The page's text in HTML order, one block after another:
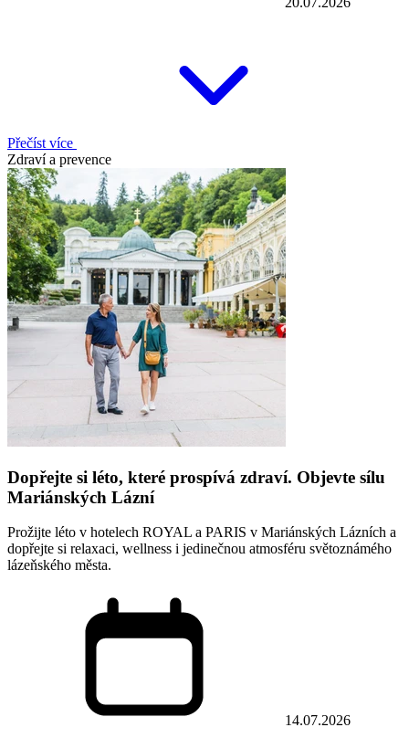
Přečíst více
Zdraví a prevence
Dopřejte si léto, které prospívá zdraví. Objevte sílu
Mariánských Lázní
Prožijte léto v hotelech ROYAL a PARIS v Mariánských Lázních a
dopřejte si relaxaci, wellness i jedinečnou atmosféru světoznámého
lázeňského města.
14.07.2026